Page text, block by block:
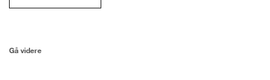
Gå videre